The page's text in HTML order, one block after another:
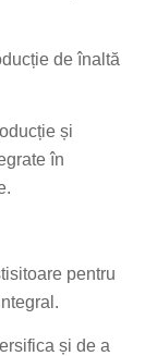
de înaltă
și
în
pentru
și de a